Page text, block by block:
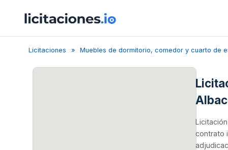
Licitaciones Muebles de dormitorio, comedor y cuarto de
contrato